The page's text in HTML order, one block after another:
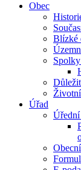
Obec
Blízké
Úřad
Úřední